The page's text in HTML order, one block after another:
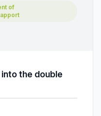
of
the double